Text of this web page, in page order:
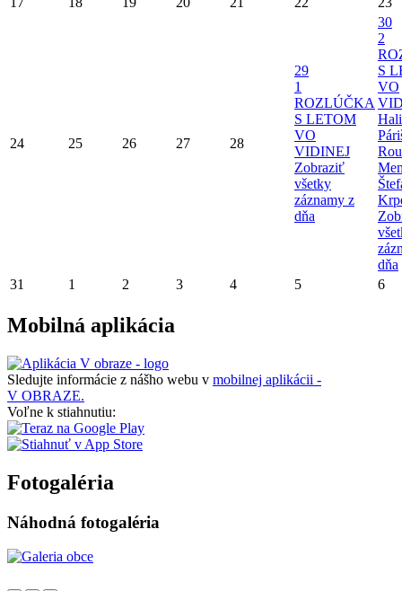
24 25 26 27 28
29
1
ROZLÚČKA
S LETOM
VO
VIDINEJ
Zobraziť
všetky
záznamy z
dňa
30
2
S
VO
dňa
31
1 2 3 4 5 6
Mobilná aplikácia
Sledujte informácie z nášho webu v mobilnej aplikácii -
V OBRAZE.
Voľne k stiahnutiu:
Fotogaléria
Náhodná fotogaléria